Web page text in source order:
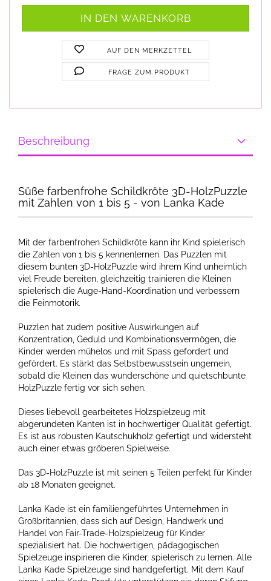
AUF DEN MERKZETTEL
FRAGE ZUM PRODUKT
Beschreibung
Süße farbenfrohe Schildkröte 3D-HolzPuzzle
mit Zahlen von 1 bis 5 - von Lanka Kade
Mit der farbenfrohen Schildkröte kann ihr Kind spielerisch
die Zahlen von 1 bis 5 kennenlernen. Das Puzzlen mit
diesem bunten 3D-HolzPuzzle wird ihrem Kind unheimlich
viel Freude bereiten, gleichzeitig trainieren die Kleinen
spielerisch die Auge-Hand-Koordination und verbessern
die Feinmotorik.
Puzzlen hat zudem positive Auswirkungen auf
Konzentration, Geduld und Kombinationsvermögen, die
Kinder werden mühelos und mit Spass gefordert und
gefördert. Es stärkt das Selbstbewusstsein ungemein,
sobald die Kleinen das wunderschöne und quietschbunte
HolzPuzzle fertig vor sich sehen.
Dieses liebevoll gearbeitetes Holzspielzeug mit
abgerundeten Kanten ist in hochwertiger Qualität gefertigt.
Es ist aus robusten Kautschukholz gefertigt und widersteht
auch einer etwas gröberen Spielweise.
Das 3D-HolzPuzzle ist mit seinen 5 Teilen perfekt für Kinder
ab 18 Monaten geeignet.
Lanka Kade ist ein familiengeführtes Unternehmen in
Großbritannien, dass sich auf Design, Handwerk und
Handel von Fair-Trade-Holzspielzeug für Kinder
spezialisiert hat. Die hochwertigen, pädagogischen
Spielzeuge inspirieren die Kinder, spielerisch zu lernen. Alle
Lanka Kade Spielzeuge sind handgefertigt. Mit dem Kauf